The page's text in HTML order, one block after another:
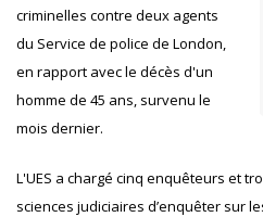
criminelles contre deux agents
du Service de police de London,
en rapport avec le décès d'un
homme de 45 ans, survenu le
mois dernier.
L'UES a chargé cinq enquêteurs et
sciences judiciaires d’enquêter sur